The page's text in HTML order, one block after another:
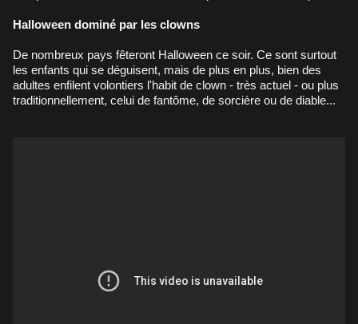
Halloween dominé par les clowns
De nombreux pays fêteront Halloween ce soir. Ce sont surtout
les enfants qui se déguisent, mais de plus en plus, bien des
adultes enfilent volontiers l'habit de clown - très actuel - ou plus
traditionnellement, celui de fantôme, de sorcière ou de diable...